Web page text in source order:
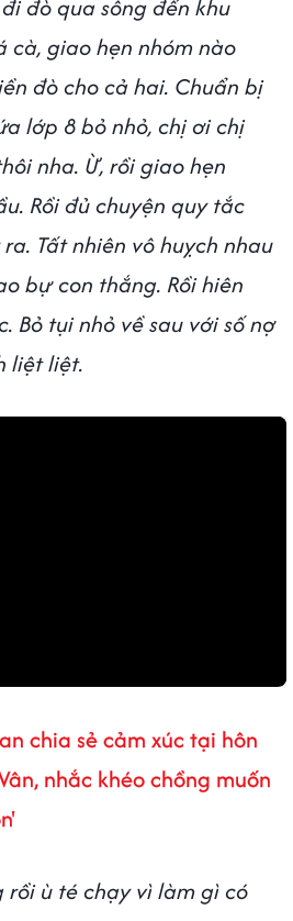
đò qua sông đến khu
cà, giao hẹn nhóm nào
đò cho cả hai. Chuẩn bị
lớp 8 bỏ nhỏ, chị ơi chị
nha. Ừ, rồi giao hẹn
Rồi đủ chuyện quy tắc
Tất nhiên vô huỵch nhau
bự con thắng. Rồi hiên
Bỏ tụi nhỏ về sau với số nợ
liệt liệt.
chia sẻ cảm xúc tại hôn
nhắc khéo chồng muốn
ù té chạy vì làm gì có